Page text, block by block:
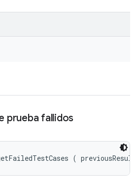
prueba fallidos
(